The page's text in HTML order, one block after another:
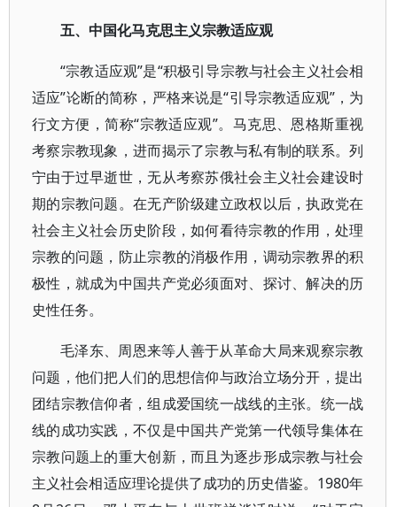
五、中国化马克思主义宗教适应观
“宗教适应观”是“积极引导宗教与社会主义社会相
适应”论断的简称，严格来说是“引导宗教适应观”，为
行文方便，简称“宗教适应观”。马克思、恩格斯重视
考察宗教现象，进而揭示了宗教与私有制的联系。列
宁由于过早逝世，无从考察苏俄社会主义社会建设时
期的宗教问题。在无产阶级建立政权以后，执政党在
社会主义社会历史阶段，如何看待宗教的作用，处理
宗教的问题，防止宗教的消极作用，调动宗教界的积
极性，就成为中国共产党必须面对、探讨、解决的历
史性任务。
毛泽东、周恩来等人善于从革命大局来观察宗教
问题，他们把人们的思想信仰与政治立场分开，提出
团结宗教信仰者，组成爱国统一战线的主张。统一战
线的成功实践，不仅是中国共产党第一代领导集体在
宗教问题上的重大创新，而且为逐步形成宗教与社会
主义社会相适应理论提供了成功的历史借鉴。1980年